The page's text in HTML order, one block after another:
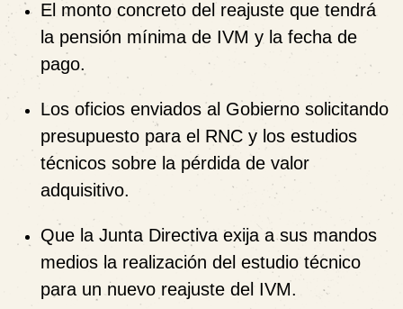
El monto concreto del reajuste que tendrá
la pensión mínima de IVM y la fecha de
pago.
Los oficios enviados al Gobierno solicitando
presupuesto para el RNC y los estudios
técnicos sobre la pérdida de valor
adquisitivo.
Que la Junta Directiva exija a sus mandos
medios la realización del estudio técnico
para un nuevo reajuste del IVM.